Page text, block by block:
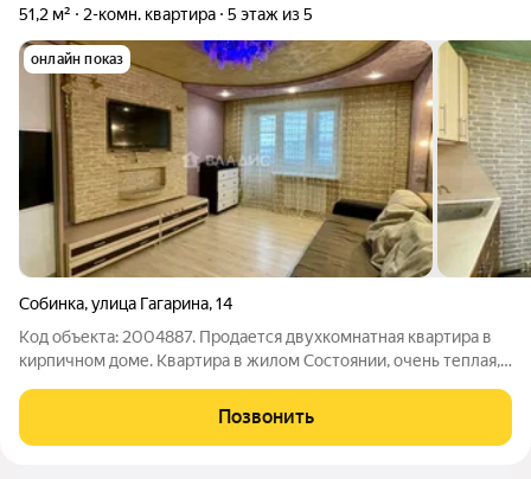
51,2 м² 2-комн. квартира 5 этаж из 5
онлайн показ
Собинка,улица Гагарина,14
Код объекта: 2004887. Продается двухкомнатная квартира в
кирпичном доме. Квартира в жилом Состоянии, очень теплая,
просторная прихожая, уютная кухня, имеется кладовая
комната. Окна пвх,
Позвонить